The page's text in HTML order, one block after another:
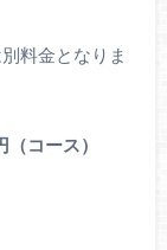
料金となりま
コース）